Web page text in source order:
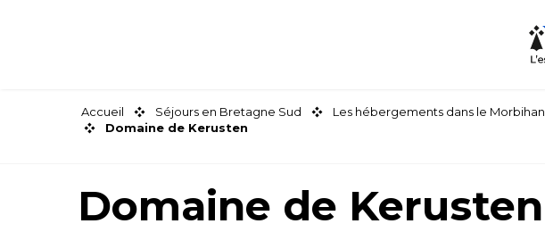
Accueil Séjours en Bretagne Sud Les hébergements dans le Morbihan
Domaine de Kerusten
Domaine de Kerusten